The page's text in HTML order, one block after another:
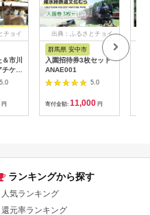
チョイ
市川
チケッ
】
5.0
円
出典：ふるさとチョイ
群馬県 安中市
入園招待券3枚セット
ANAE001
5.0
寄付金額: 11,000 円
ランキングから探す
人気ランキング
還元率ランキング